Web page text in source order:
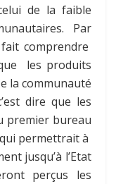
de la faible
Par
comprendre
les produits
la communauté
dire que les
premier bureau
permettrait à
jusqu’à l’Etat
perçus les